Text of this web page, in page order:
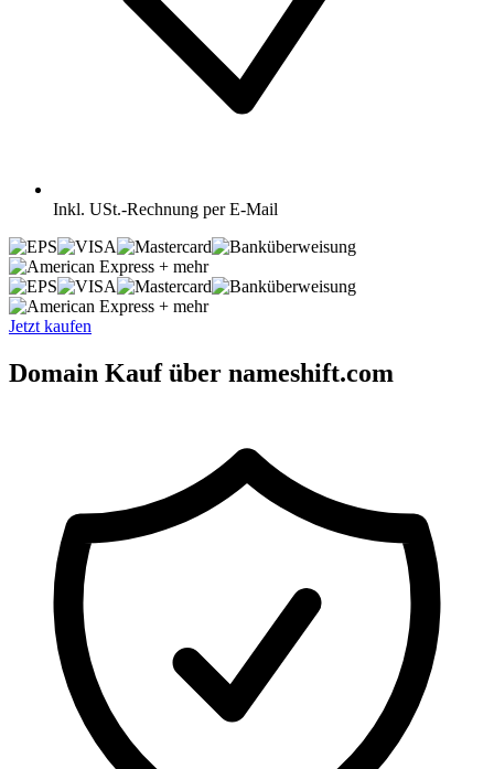
Inkl. USt.-Rechnung per E-Mail
+ mehr
+ mehr
Jetzt kaufen
Domain Kauf über nameshift.com